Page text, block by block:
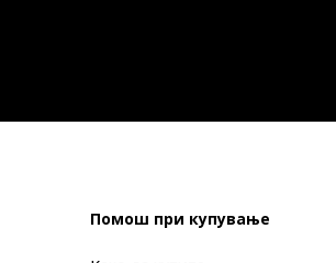
Помош при купување